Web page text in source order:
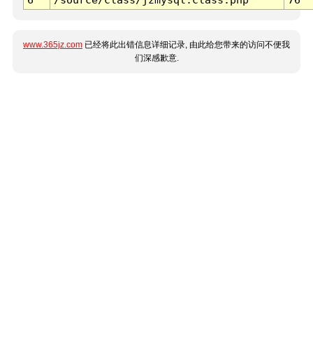
www.365jz.com 已经将此出错信息详细记录, 由此给您带来的访问不便我
们深感歉意.